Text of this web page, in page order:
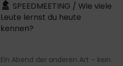
SPEEDMEETING / Wie viele
Leute lernst du heute
kennen?
Ein Abend der anderen Art – kein